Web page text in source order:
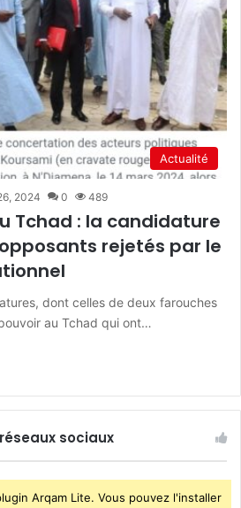
Actualité
2024 0 489
Tchad : la candidature
rejetés par le
dont celles de deux farouches
au Tchad qui ont…
sociaux
Arqam Lite. Vous pouvez l'installer